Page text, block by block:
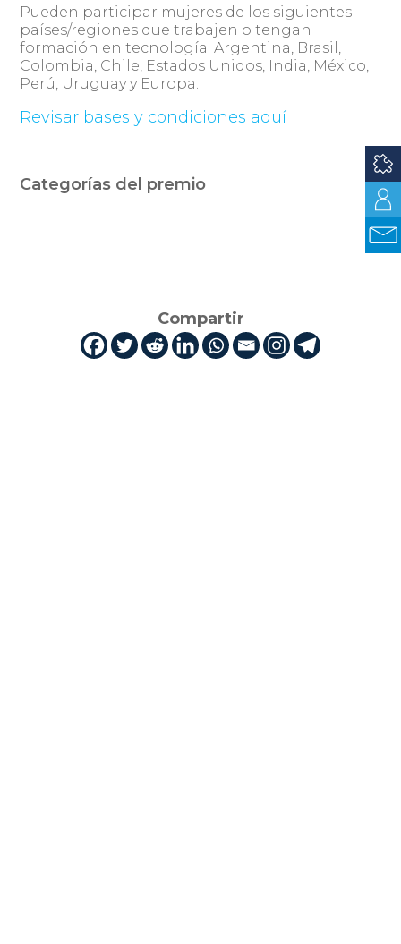
Pueden participar mujeres de los siguientes
países/regiones que trabajen o tengan
formación en tecnología: Argentina, Brasil,
Colombia, Chile, Estados Unidos, India, México,
Perú, Uruguay y Europa.
Revisar bases y condiciones aquí
Categorías del premio
Compartir